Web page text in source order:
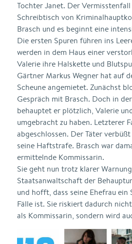
Tochter Janet. Der
Schreibtisch von
Brasch und es beginnt eine
Die ersten Spuren führen ins
werden in dem Haus einer
Valerie ihre Halskette und
Gärtner Markus Wegner hat auf
Scheune angemietet. Zunächst
Gespräch mit Brasch. Doch in
behauptet er plötzlich, Valerie
umgebracht zu haben. Letzterer
abgeschlossen. Der Täter
seine Haftstrafe. Brasch war
ermittelnde Kommissarin.
Sie geht nun trotz klarer
Staatsanwaltschaft der
und hofft, dass seine Ehefrau ein
Fälle ist. Sie riskiert dadurch
als Kommissarin, sondern wird